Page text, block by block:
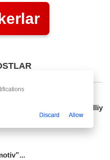
chiqishni umummilliy
Discard Allow